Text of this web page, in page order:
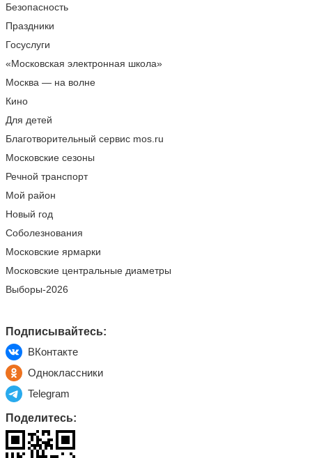
Безопасность
Праздники
Госуслуги
«Московская электронная школа»
Москва — на волне
Кино
Для детей
Благотворительный сервис mos.ru
Московские сезоны
Речной транспорт
Мой район
Новый год
Соболезнования
Московские ярмарки
Московские центральные диаметры
Выборы-2026
Подписывайтесь:
ВКонтакте
Одноклассники
Telegram
Поделитесь: